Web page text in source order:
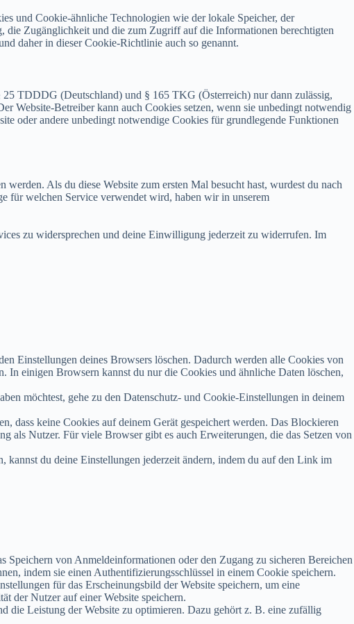
und Cookie-ähnliche Technologien wie der lokale Speicher, der
die Zugänglichkeit und die zum Zugriff auf die Informationen berechtigten
daher in dieser Cookie-Richtlinie auch so genannt.
TDDDG (Deutschland) und § 165 TKG (Österreich) nur dann zulässig,
Website-Betreiber kann auch Cookies setzen, wenn sie unbedingt notwendig
oder andere unbedingt notwendige Cookies für grundlegende Funktionen
Als du diese Website zum ersten Mal besucht hast, wurdest du nach
für welchen Service verwendet wird, haben wir in unserem
zu widersprechen und deine Einwilligung jederzeit zu widerrufen. Im
Einstellungen deines Browsers löschen. Dadurch werden alle Cookies von
In einigen Browsern kannst du nur die Cookies und ähnliche Daten löschen,
möchtest, gehe zu den Datenschutz- und Cookie-Einstellungen in deinem
dass keine Cookies auf deinem Gerät gespeichert werden. Das Blockieren
als Nutzer. Für viele Browser gibt es auch Erweiterungen, die das Setzen von
kannst du deine Einstellungen jederzeit ändern, indem du auf den Link im
von Anmeldeinformationen oder den Zugang zu sicheren Bereichen
indem sie einen Authentifizierungsschlüssel in einem Cookie speichern.
für das Erscheinungsbild der Website speichern, um eine
der Nutzer auf einer Website speichern.
die Leistung der Website zu optimieren. Dazu gehört z. B. eine zufällig